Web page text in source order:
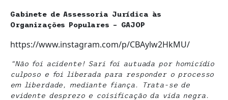
Gabinete de Assessoria Jurídica às
Organizações Populares – GAJOP
https://www.instagram.com/p/CBAylw2HkMU/
“Não foi acidente! Sari foi autuada por homicídio
culposo e foi liberada para responder o processo
em liberdade, mediante fiança. Trata-se de
evidente desprezo e coisificação da vida negra.